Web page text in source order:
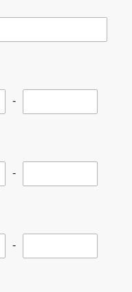
-
-
-